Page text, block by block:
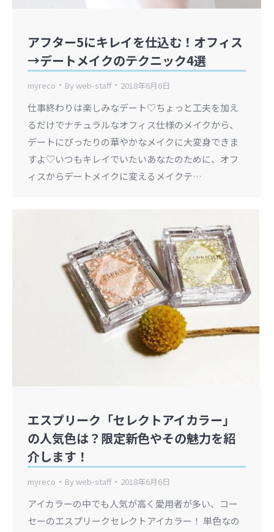
アフター5にキレイを仕込む！オフィス
→デートメイクのテクニック4選
myreco Byweb-staff 2018年6月6日
仕事終わりは楽しみなデート♡ちょっと工夫を加え
るだけでナチュラルなオフィス仕様のメイクから、
デートにぴったりの華やかなメイクに大変身できま
すよ♡いつもキレイでいたいあなたのために、オフ
ィスからデートメイクに変えるメイクテ…
エスプリーク「セレクトアイカラー」
の人気色は？限定新色やその魅力を紹
介します！
myreco Byweb-staff 2018年6月6日
アイカラーの中でも人気が高く愛用者が多い、コー
セーのエスプリークセレクトアイカラー！ 単色なの